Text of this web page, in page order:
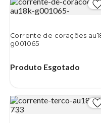
Corrente de corações
g001065
Produto Esgotado